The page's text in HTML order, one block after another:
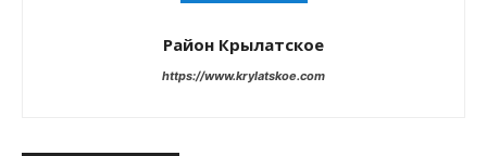
Район Крылатское
https://www.krylatskoe.com